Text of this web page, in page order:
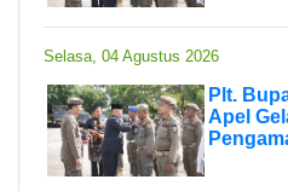
Selasa, 04 Agustus 2026
Plt.
Apel